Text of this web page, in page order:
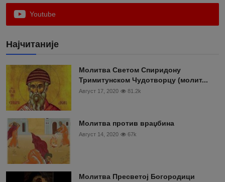
Youtube
Најчитаније
Moлитва Светом Спиридону
Тримитунском Чудотворцу (молит...
Август 17, 2020 81.2k
Молитва против враџбина
Август 14, 2020 67k
Молитва Пресветој Богородици